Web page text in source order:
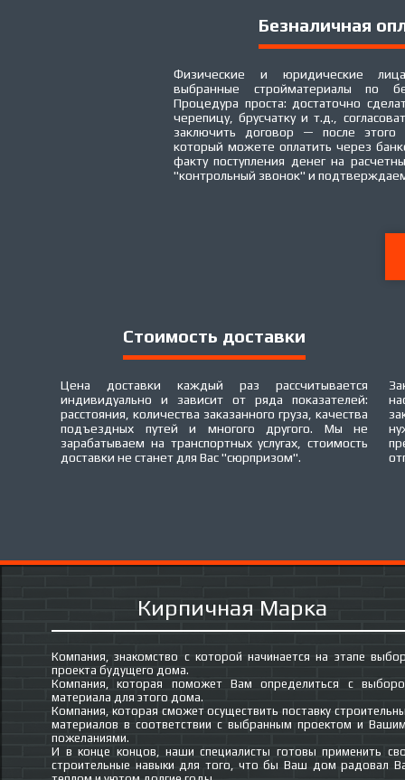
Безналичная
Физические и юридические
выбранные стройматериалы по
Процедура проста: достаточно
черепицу, брусчатку и т.д.,
заключить договор — после этого
который можете оплатить через
факту поступления денег на
"контрольный звонок" и
Стоимость доставки
Цена доставки каждый раз рассчитывается
индивидуально и зависит от ряда показателей:
расстояния, количества заказанного груза, качества
подъездных путей и многого другого. Мы не
зарабатываем на транспортных услугах, стоимость
доставки не станет для Вас "сюрпризом".
Кирпичная Марка
Компания, знакомство с которой начинается на этапе
проекта будущего дома.
Компания, которая поможет Вам определиться с
материала для этого дома.
Компания, которая сможет осуществить поставку
материалов в соответствии с выбранным проектом и
пожеланиями.
И в конце концов, наши специалисты готовы применить
строительные навыки для того, что бы Ваш дом радовал